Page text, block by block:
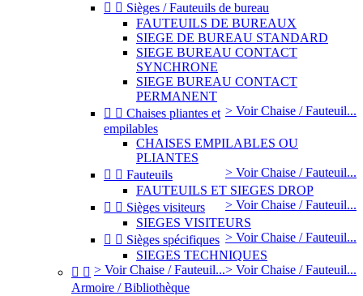
  Sièges / Fauteuils de bureau
FAUTEUILS DE BUREAUX
SIEGE DE BUREAU STANDARD
SIEGE BUREAU CONTACT
SYNCHRONE
SIEGE BUREAU CONTACT
PERMANENT
> Voir Chaise / Fauteuil...
  Chaises pliantes et
empilables
CHAISES EMPILABLES OU
PLIANTES
> Voir Chaise / Fauteuil...
  Fauteuils
FAUTEUILS ET SIEGES DROP
> Voir Chaise / Fauteuil...
  Sièges visiteurs
SIEGES VISITEURS
> Voir Chaise / Fauteuil...
  Sièges spécifiques
SIEGES TECHNIQUES
> Voir Chaise / Fauteuil...
> Voir Chaise / Fauteuil...
 
Armoire / Bibliothèque